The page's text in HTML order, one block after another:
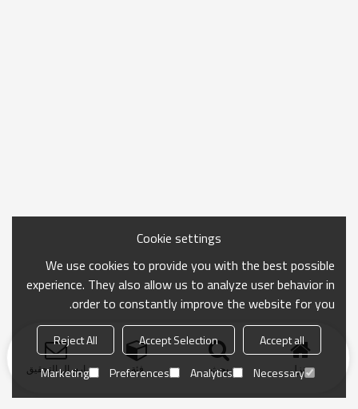
منزل بحث فئة ارسال التحقيق
Cookie settings
We use cookies to provide you with the best possible
experience. They also allow us to analyze user behavior in
order to constantly improve the website for you.
Accept all
Accept Selection
Reject All
Necessary
Analytics
Preferences
Marketing